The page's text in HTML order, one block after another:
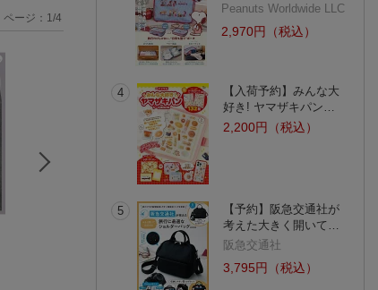
HELLO KITTY かごバ
ッグBOOK pink dolph
in ver.
(1件)
チャイロイコグ
ページ： 1 /4
Peanuts Worldwide LLC
2,970円（税込）
4
【入荷予約】みんな大
好き! ヤマザキパン…
2,200円（税込）
5
【予約】阪急交通社が
考えた大きく開いて…
阪急交通社
3,795円（税込）